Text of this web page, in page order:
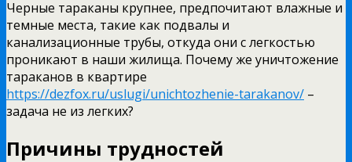
Черные тараканы крупнее, предпочитают влажные и
темные места, такие как подвалы и
канализационные трубы, откуда они с легкостью
проникают в наши жилища. Почему же уничтожение
тараканов в квартире
https://dezfox.ru/uslugi/unichtozhenie-tarakanov/ –
задача не из легких?
Причины трудностей